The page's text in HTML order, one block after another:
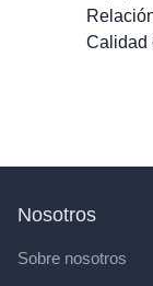
Calidad
Nosotros
Sobre nosotros